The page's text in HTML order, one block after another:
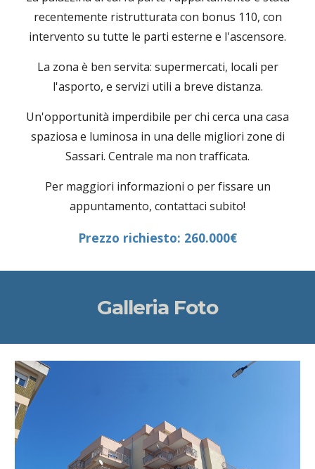
recentemente ristrutturata con bonus 110, con
intervento su tutte le parti esterne e l'ascensore.
La zona è ben servita: supermercati, locali per
l'asporto, e servizi utili a breve distanza.
Un'opportunità imperdibile per chi cerca una casa
spaziosa e luminosa in una delle migliori zone di
Sassari. Centrale ma non trafficata.
Per maggiori informazioni o per fissare un
appuntamento, contattaci subito!
Prezzo richiesto: 260.000€
Galleria Foto